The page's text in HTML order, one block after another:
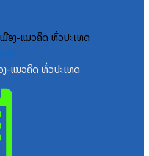
ອງ-ແນວຄິດ ທົ່ວປະເທດ